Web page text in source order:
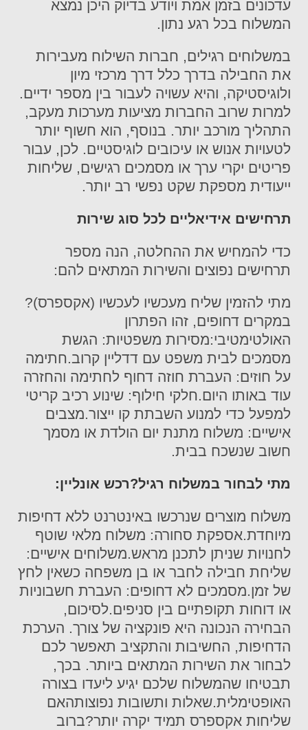
עדכונים בזמן אמת ויודע בדיוק היכן נמצא
המשלוח בכל רגע נתון.
במשלוחים רגילים, חברות השילוח מעבירות
את החבילה בדרך כלל דרך מרכזי מיון
ולוגיסטיקה, והיא עשויה לעבור בין מספר ידיים.
למרות שרוב החברות מציעות מערכות מעקב,
התהליך מורכב יותר. בנוסף, הוא חשוף יותר
לטעויות אנוש או עיכובים לוגיסטיים. לכן, עבור
פריטים יקרי ערך או מסמכים רגישים, שליחות
ייעודית מספקת שקט נפשי רב יותר.
תרחישים אידיאליים לכל סוג שירות
כדי להמחיש את ההחלטה, הנה מספר
תרחישים נפוצים והשירות המתאים להם:
מתי להזמין שליח מעכשיו לעכשיו (אקספרס)?
במקרים דחופים, זהו הפתרון
האולטימטיבי:מסירות משפטיות: הגשת
מסמכים לבית משפט עם דדליין קרוב.חתימה
על חוזים: העברת חוזה דחוף לחתימה והחזרה
עוד באותו היום.חלקי חילוף: שינוע רכיב קריטי
למפעל כדי למנוע השבתת קו ייצור.מצבים
אישיים: משלוח מתנת יום הולדת או מסמך
חשוב שנשכח בבית.
מתי לבחור במשלוח רגיל?רכש אונליין:
משלוח מוצרים שנרכשו באינטרנט ללא דחיפות
מיוחדת.אספקת סחורה: משלוח מלאי שוטף
לחנויות שניתן לתכנן מראש.משלוחים אישיים:
שליחת חבילה לחבר או בן משפחה כשאין לחץ
של זמן.מסמכים לא דחופים: העברת חשבוניות
או דוחות תקופתיים בין סניפים.לסיכום,
הבחירה הנכונה היא פונקציה של צורך. הערכת
הדחיפות, החשיבות והתקציב תאפשר לכם
לבחור את השירות המתאים ביותר. בכך,
תבטיחו שהמשלוח שלכם יגיע ליעדו בצורה
האופטימלית.שאלות ותשובות נפוצותהאם
שליחות אקספרס תמיד יקרה יותר?ברוב